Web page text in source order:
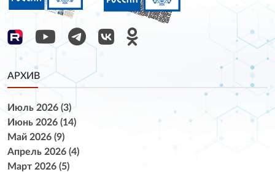
АРХИВ
Июль 2026 (3)
Июнь 2026 (14)
Май 2026 (9)
Апрель 2026 (4)
Март 2026 (5)